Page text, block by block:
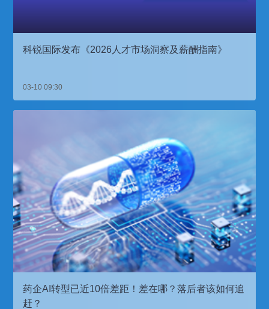
科锐国际发布《2026人才市场洞察及薪酬指南》
03-10 09:30
药企AI转型已近10倍差距！差在哪？落后者该如何追
赶？